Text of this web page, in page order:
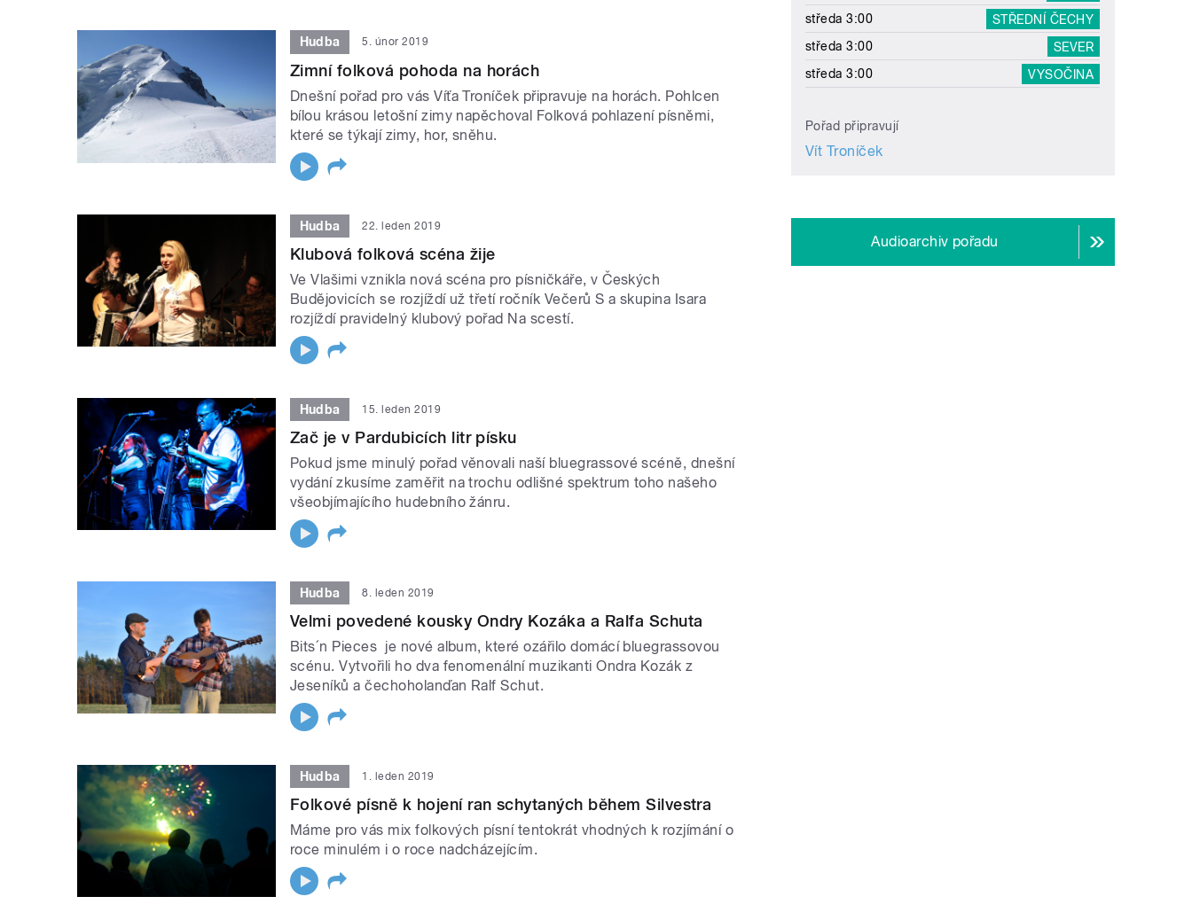
Hudba 5. únor 2019
Zimní folková pohoda na horách
Dnešní pořad pro vás Víťa Troníček připravuje na horách. Pohlcen
bílou krásou letošní zimy napěchoval Folková pohlazení písněmi,
které se týkají zimy, hor, sněhu.
Hudba 22. leden 2019
Klubová folková scéna žije
Ve Vlašimi vznikla nová scéna pro písničkáře, v Českých
Budějovicích se rozjíždí už třetí ročník Večerů S a skupina Isara
rozjíždí pravidelný klubový pořad Na scestí.
Hudba 15. leden 2019
Zač je v Pardubicích litr písku
Pokud jsme minulý pořad věnovali naší bluegrassové scéně, dnešní
vydání zkusíme zaměřit na trochu odlišné spektrum toho našeho
všeobjímajícího hudebního žánru.
Hudba 8. leden 2019
Velmi povedené kousky Ondry Kozáka a Ralfa Schuta
Bits´n Pieces je nové album, které ozářilo domácí bluegrassovou
scénu. Vytvořili ho dva fenomenální muzikanti Ondra Kozák z
Jeseníků a čechoholanďan Ralf Schut.
Hudba 1. leden 2019
Folkové písně k hojení ran schytaných během Silvestra
Máme pro vás mix folkových písní tentokrát vhodných k rozjímání o
roce minulém i o roce nadcházejícím.
středa 3:00
STŘEDNÍ ČECHY
středa 3:00
SEVER
středa 3:00
VYSOČINA
Pořad připravují
Vít Troníček
Audioarchiv pořadu